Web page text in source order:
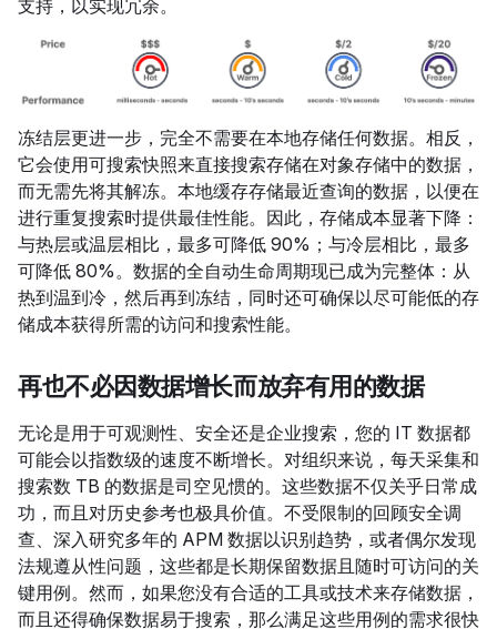
支持，以实现冗余。
冻结层更进一步，完全不需要在本地存储任何数据。相反，
它会使用可搜索快照来直接搜索存储在对象存储中的数据，
而无需先将其解冻。本地缓存存储最近查询的数据，以便在
进行重复搜索时提供最佳性能。因此，存储成本显著下降：
与热层或温层相比，最多可降低 90%；与冷层相比，最多
可降低 80%。数据的全自动生命周期现已成为完整体：从
热到温到冷，然后再到冻结，同时还可确保以尽可能低的存
储成本获得所需的访问和搜索性能。
再也不必因数据增长而放弃有用的数据
无论是用于可观测性、安全还是企业搜索，您的 IT 数据都
可能会以指数级的速度不断增长。对组织来说，每天采集和
搜索数 TB 的数据是司空见惯的。这些数据不仅关乎日常成
功，而且对历史参考也极具价值。不受限制的回顾安全调
查、深入研究多年的 APM 数据以识别趋势，或者偶尔发现
法规遵从性问题，这些都是长期保留数据且随时可访问的关
键用例。然而，如果您没有合适的工具或技术来存储数据，
而且还得确保数据易于搜索，那么满足这些用例的需求很快